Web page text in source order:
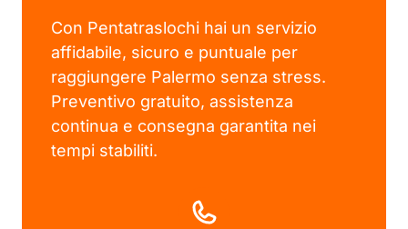
Con Pentatraslochi hai un servizio
affidabile, sicuro e puntuale per
raggiungere Palermo senza stress.
Preventivo gratuito, assistenza
continua e consegna garantita nei
tempi stabiliti.